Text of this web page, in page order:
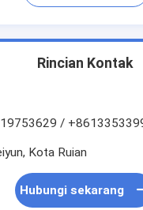
Rincian Kontak
/
Kota Ruian
Hubungi sekarang